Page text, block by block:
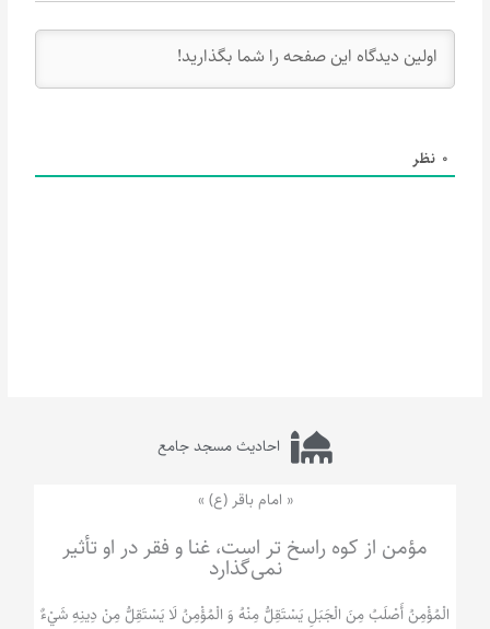
0 نظر
احادیث مسجد جامع
« امام باقر (ع) »
مؤمن از کوه راسخ تر است، غنا و فقر در او تأثیر
نمی‌گذارد
الْمُؤْمِنُ‌ أَصْلَبُ‌ مِنَ‌ الْجَبَلِ‌ یَسْتَقِلُّ مِنْهُ وَ الْمُؤْمِنُ لَا يَسْتَقِلُّ مِنْ دِينِهِ شَيْ‌ءٌ